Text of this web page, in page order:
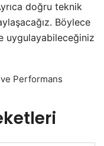
doğru teknik
Böylece
uygulayabileceğiniz
Performans